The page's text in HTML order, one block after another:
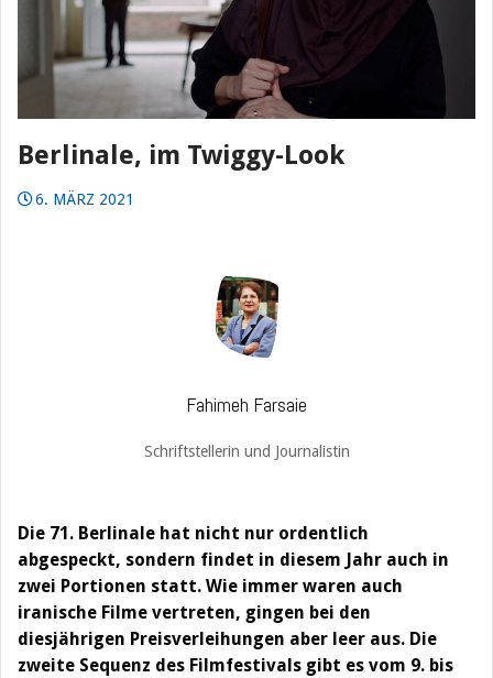
Berlinale, im Twiggy-Look
6. MÄRZ 2021
Fahimeh Farsaie
Schriftstellerin und Journalistin
Die 71. Berlinale hat nicht nur ordentlich
abgespeckt, sondern findet in diesem Jahr auch in
zwei Portionen statt. Wie immer waren auch
iranische Filme vertreten, gingen bei den
diesjährigen Preisverleihungen aber leer aus. Die
zweite Sequenz des Filmfestivals gibt es vom 9. bis